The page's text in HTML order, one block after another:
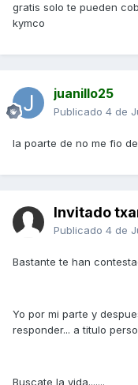
gratis solo te pueden
kymco
juanillo25
Publicado 4 de
la poarte de no me fio
Invitado
Publicado 4 de
Bastante te han
Yo por mi parte y
responder... a titulo
Buscate la vida.......